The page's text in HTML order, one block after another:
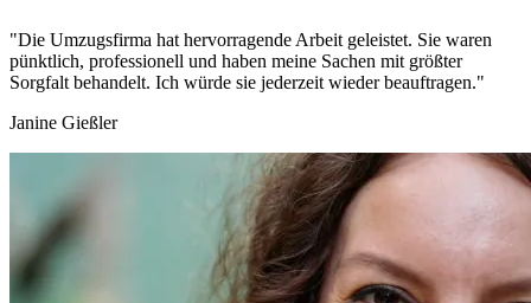
"Die Umzugsfirma hat hervorragende Arbeit geleistet. Sie waren
pünktlich, professionell und haben meine Sachen mit größter
Sorgfalt behandelt. Ich würde sie jederzeit wieder beauftragen."
Janine Gießler